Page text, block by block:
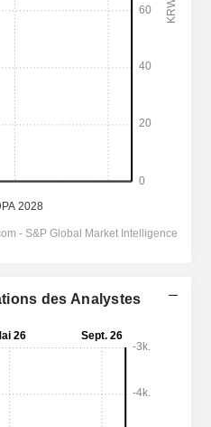
des Analystes